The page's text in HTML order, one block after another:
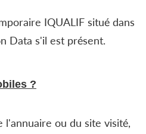
IQUALIF situé dans
Data s'il est présent.
?
l'annuaire ou du site visité,